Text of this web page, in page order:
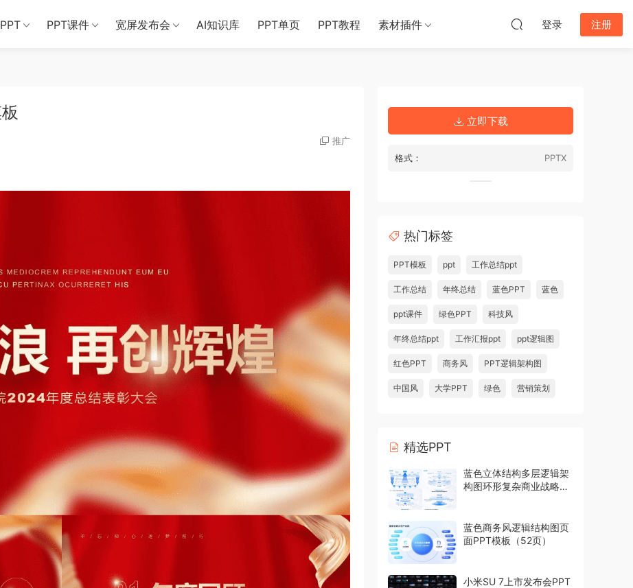
PPT课件 宽屏发布会 AI知识库 PPT单页 PPT教程 素材插件 登录 注册
推广
立即下载
格式： PPTX
热门标签
PPT模板 ppt 工作总结ppt
工作总结 年终总结 蓝色PPT 蓝色
ppt课件 绿色PPT 科技风
年终总结ppt 工作汇报ppt ppt逻辑图
红色PPT 商务风 PPT逻辑架构图
中国风 大学PPT 绿色 营销策划
精选PPT
蓝色立体结构多层逻辑架
构图环形复杂商业战略模
蓝色商务风逻辑结构图页
面PPT模板（52页）
小米SU 7上市发布会PPT